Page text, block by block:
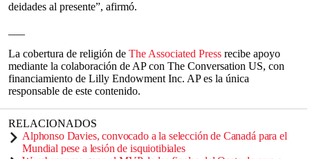
deidades al presente”, afirmó.
La cobertura de religión de The Associated Press recibe apoyo
mediante la colaboración de AP con The Conversation US, con
financiamiento de Lilly Endowment Inc. AP es la única
responsable de este contenido.
RELACIONADOS
Alphonso Davies, convocado a la selección de Canadá para el
Mundial pese a lesión de isquiotibiales